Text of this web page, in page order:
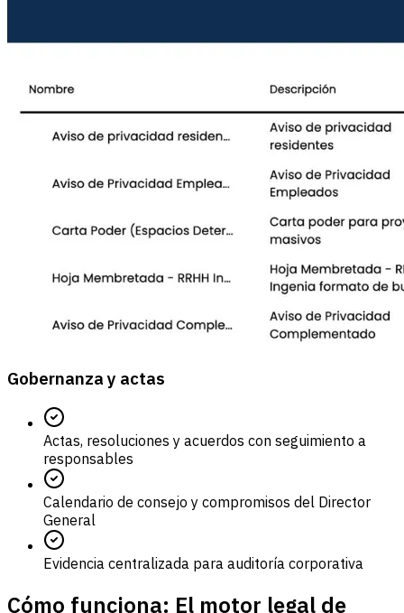
Gobernanza y actas
Actas, resoluciones y acuerdos con seguimiento a
responsables
Calendario de consejo y compromisos del Director
General
Evidencia centralizada para auditoría corporativa
Cómo funciona: El motor legal de